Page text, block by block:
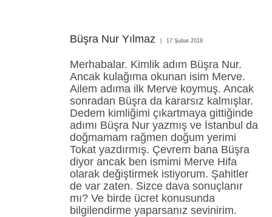
Büşra Nur Yılmaz 17 Şubat 2018
Merhabalar. Kimlik adım Büşra Nur.
Ancak kulağıma okunan isim Merve.
Ailem adıma ilk Merve koymuş. Ancak
sonradan Büşra da kararsız kalmışlar.
Dedem kimliğimi çıkartmaya gittiğinde
adımı Büşra Nur yazmış ve İstanbul da
doğmamam rağmen doğum yerimi
Tokat yazdırmış. Çevrem bana Büşra
diyor ancak ben ismimi Merve Hifa
olarak değiştirmek istiyorum. Şahitler
de var zaten. Sizce dava sonuçlanır
mı? Ve birde ücret konusunda
bilgilendirme yaparsanız sevinirim.